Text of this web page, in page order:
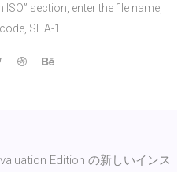
section, enter the file name,
SHA-1
Edition の新しいインス